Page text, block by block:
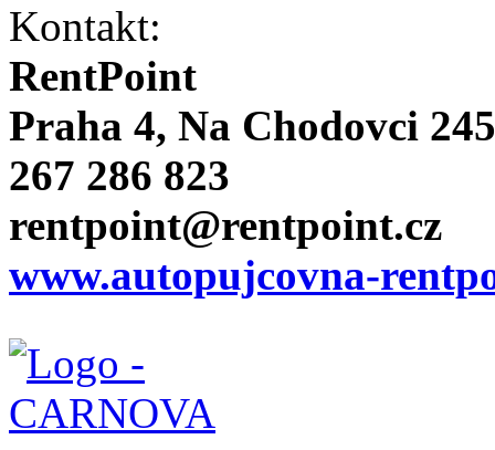
Kontakt:
RentPoint
Praha 4, Na Chodovci
267 286 823
rentpoint@rentpoint.cz
www.autopujcovna-